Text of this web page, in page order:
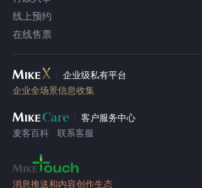
线上预约
在线售票
企业级私有平台
企业全场景信息收集
客户服务中心
麦客百科
联系客服
消息推送和内容创作生态